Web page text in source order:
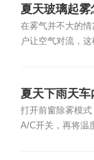
夏天玻璃起雾
在雾气并不大的
户让空气对流，
夏天下雨天
打开前窗除雾模
A/C开关，再将温